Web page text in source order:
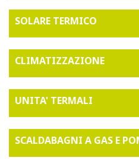
SOLARE TERMICO
CLIMATIZZAZIONE
UNITA' TERMALI
SCALDABAGNI A GAS E